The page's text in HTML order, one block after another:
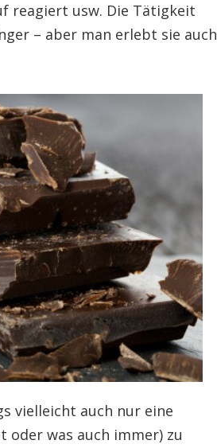
reagiert usw. Die Tätigkeit
– aber man erlebt sie auch
vielleicht auch nur eine
oder was auch immer) zu